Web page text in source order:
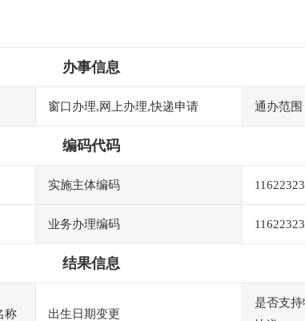
办事信息
窗口办理,网上办理,快递申请 通办范围
编码代码
实施主体编码
业务办理编码
结果信息
称 出生日期变更
是否支